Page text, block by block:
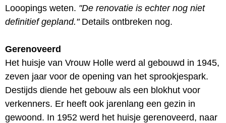
Looopings weten. "De renovatie is echter nog niet
definitief gepland."Details ontbreken nog.
Gerenoveerd
Het huisje van Vrouw Holle werd al gebouwd in 1945,
zeven jaar voor de opening van het sprookjespark.
Destijds diende het gebouw als een blokhut voor
verkenners. Er heeft ook jarenlang een gezin in
gewoond. In 1952 werd het huisje gerenoveerd, naar